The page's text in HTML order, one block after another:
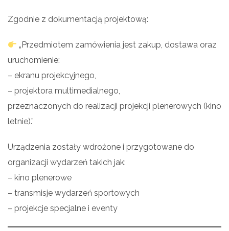
Zgodnie z dokumentacją projektową:
„Przedmiotem zamówienia jest zakup, dostawa oraz
uruchomienie:
– ekranu projekcyjnego,
– projektora multimedialnego,
przeznaczonych do realizacji projekcji plenerowych (kino
letnie).”
Urządzenia zostały wdrożone i przygotowane do
organizacji wydarzeń takich jak:
– kino plenerowe
– transmisje wydarzeń sportowych
– projekcje specjalne i eventy